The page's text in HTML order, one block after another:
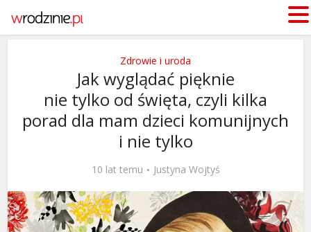
Zdrowie i uroda
Jak wyglądać pięknie
nie tylko od święta, czyli kilka
porad dla mam dzieci komunijnych
i nie tylko
10 lat temu Justyna Wojtyś